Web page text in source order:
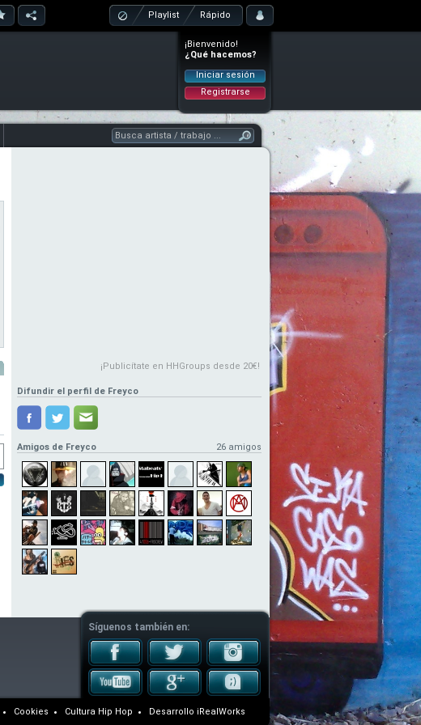
Playlist Rápido
¡Bienvenido!
¿Qué hacemos?
Iniciar sesión
Registrarse
¡Publicítate en HHGroups desde 20€!
Difundir el perfil de Freyco
Amigos de Freyco 26 amigos
Síguenos también en:
Cookies Cultura Hip Hop Desarrollo iRealWorks